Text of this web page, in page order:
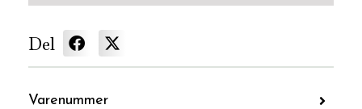
Del
Varenummer